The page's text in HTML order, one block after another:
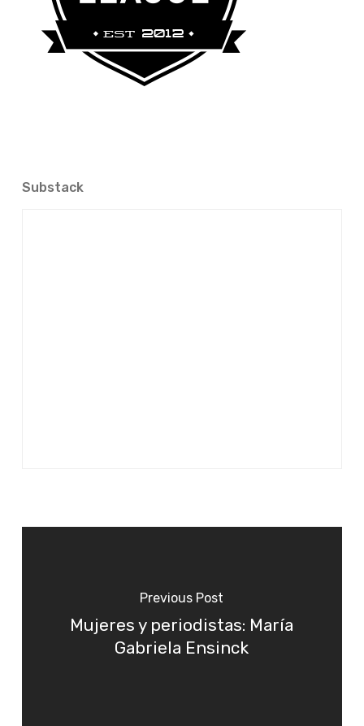
Substack
Previous Post
Mujeres y periodistas: María
Gabriela Ensinck